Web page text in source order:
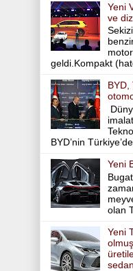
Yeni
ve
geldi.Kompakt
BYD,
BYD’nin
Yeni
olan
Yeni